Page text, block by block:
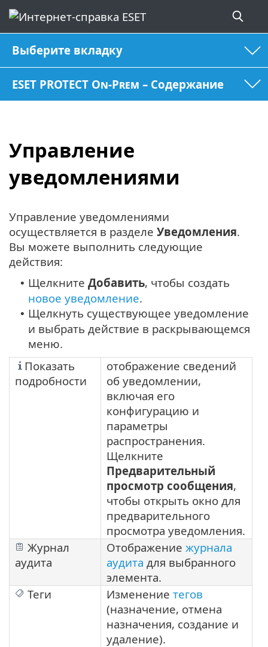
Выберите вкладку
ESET PROTECT On-Prem – Содержание
Управление
уведомлениями
Управление уведомлениями
осуществляется в разделе Уведомления.
Вы можете выполнить следующие
действия:
• Щелкните Добавить, чтобы создать
новое уведомление.
• Щелкнуть существующее уведомление
и выбрать действие в раскрывающемся
меню.
Показать
подробности
отображение сведений
об уведомлении,
включая его
конфигурацию и
параметры
распространения.
Щелкните
Предварительный
просмотр сообщения,
чтобы открыть окно для
предварительного
просмотра уведомления.
Журнал
аудита
Отображение журнала
аудита для выбранного
элемента.
Теги
Изменение тегов
(назначение, отмена
назначения, создание и
удаление).